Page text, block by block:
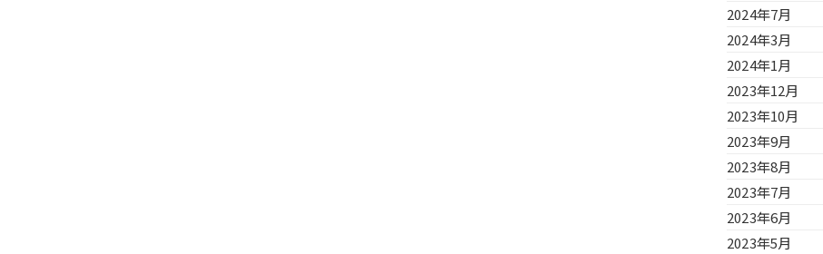
2024年7月
2024年3月
2024年1月
2023年12月
2023年10月
2023年9月
2023年8月
2023年7月
2023年6月
2023年5月